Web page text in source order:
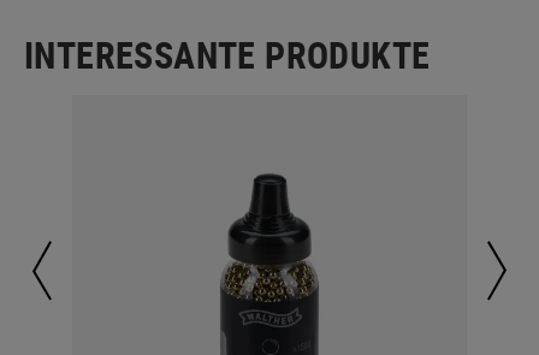
INTERESSANTE PRODUKTE